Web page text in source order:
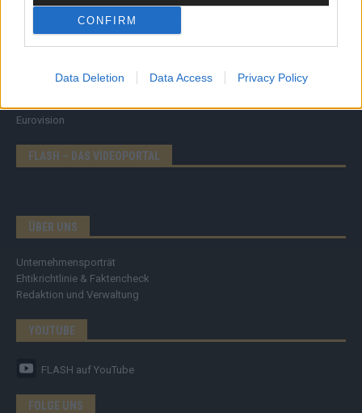
CONFIRM
Data Deletion Data Access Privacy Policy
Politik & Co
Money Matters
Specials
Eurovision
FLASH – DAS VIDEOPORTAL
ÜBER UNS
Unternehmensporträt
Ehtikrichtlinie & Faktencheck
Redaktion und Verwaltung
YOUTUBE
FLASH auf YouTube
FOLGE UNS